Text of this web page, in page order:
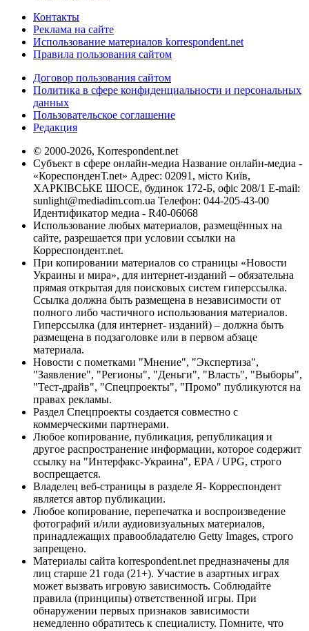
Контакты
Реклама на сайте
Использование материалов korrespondent.net
Правила пользования сайтом
Договор пользования сайтом
Политика в сфере конфиденциальности и персональных
данных
Пользовательское соглашение
Редакция
© 2000-2026, Korrespondent.net
Субъект в сфере онлайн-медиа Название онлайн-медиа -
«КореспонденТ.net» Адрес: 02091, місто Київ,
ХАРКІВСЬКЕ ШОСЕ, будинок 172-Б, офіс 208/1 E-mail:
sunlight@mediadim.com.ua Телефон: 044-205-43-00
Идентификатор медиа - R40-06068
Использование любых материалов, размещённых на
сайте, разрешается при условии ссылки на
Корреспондент.net.
При копировании материалов со страницы «Новости
Украины и мира», для интернет-изданий – обязательна
прямая открытая для поисковых систем гиперссылка.
Ссылка должна быть размещена в независимости от
полного либо частичного использования материалов.
Гиперссылка (для интернет- изданий) – должна быть
размещена в подзаголовке или в первом абзаце
материала.
Новости с пометками "Мнение", "Экспертиза",
"Заявление", "Регионы", "Деньги", "Власть", "Выборы",
"Тест-драйв", "Спецпроекты", "Промо" публикуются на
правах рекламы.
Раздел Спецпроекты создается совместно с
коммерческими партнерами.
Любое копирование, публикация, републикация и
другое распространение информации, которое содержит
ссылку на "Интерфакс-Украина", EPA / UPG, строго
воспрещается.
Владелец веб-страницы в разделе Я- Корреспондент
является автор публикации.
Любое копирование, перепечатка и воспроизведение
фотографий и/или аудиовизуальных материалов,
принадлежащих правообладателю Getty Images, строго
запрещено.
Материалы сайта korrespondent.net предназначены для
лиц старше 21 года (21+). Участие в азартных играх
может вызвать игровую зависимость. Соблюдайте
правила (принципы) ответственной игры. При
обнаружении первых признаков зависимости
немедленно обратитесь к специалисту. Помните, что